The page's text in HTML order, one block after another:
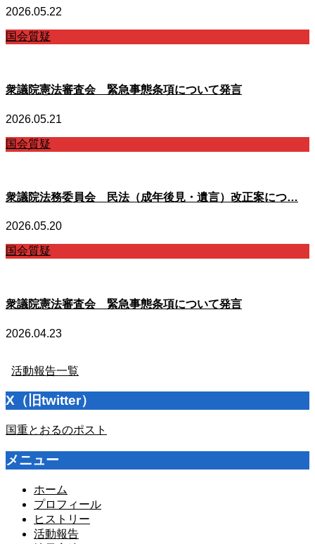
2026.05.22
国会質疑
衆議院憲法審査会 緊急事態条項について発言
2026.05.21
国会質疑
衆議院法務委員会 民法（成年後見・遺言）改正案につ…
2026.05.20
国会質疑
衆議院憲法審査会 緊急事態条項について発言
2026.04.23
活動報告一覧
X（旧twitter）
国重とおるのポスト
メニュー
ホーム
プロフィール
ヒストリー
活動報告